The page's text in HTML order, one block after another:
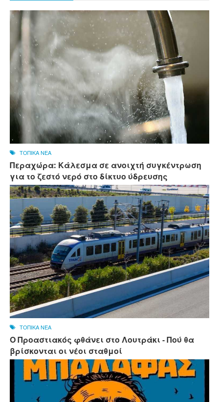
ΤΟΠΙΚΑ ΝΕΑ
Περαχώρα: Κάλεσμα σε ανοιχτή συγκέντρωση
για το ζεστό νερό στο δίκτυο ύδρευσης
ΤΟΠΙΚΑ ΝΕΑ
Ο Προαστιακός φθάνει στο Λουτράκι - Πού θα
βρίσκονται οι νέοι σταθμοί